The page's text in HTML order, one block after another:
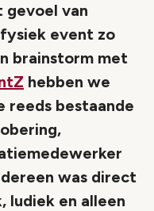
van
event zo
brainstorm met
hebben we
reeds bestaande
was direct
ludiek en alleen